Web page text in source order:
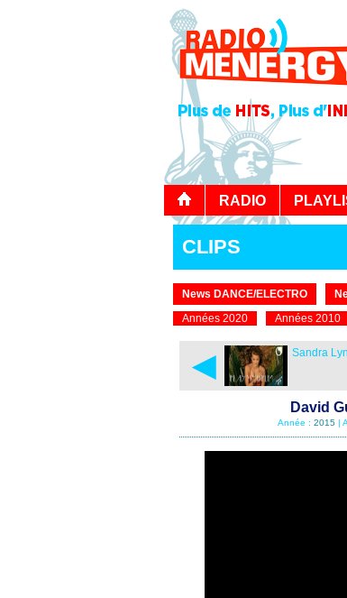
RADIO
CLIPS
News DANCE/ELECTRO
Années 2020
Années 2010
◄ Sandra
David
Année : 2015 |